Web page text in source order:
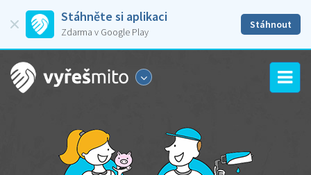
Stáhněte si aplikaci
Zdarma v Google Play
Stáhnout